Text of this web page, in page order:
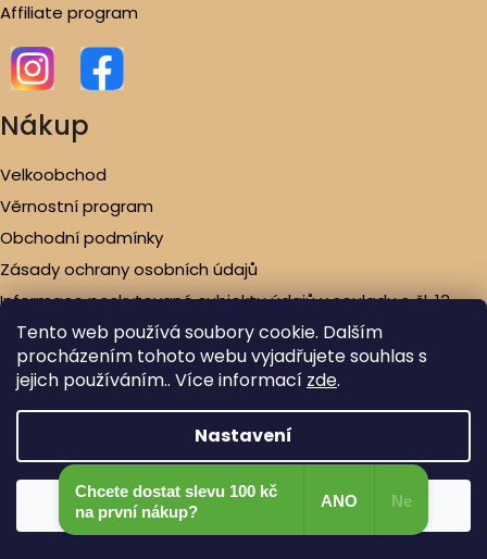
Tento web používá soubory cookie. Dalším
procházením tohoto webu vyjadřujete souhlas s
jejich používáním.. Více informací zde.
Nastavení
Souhlasím
Affiliate program
Nákup
Velkoobchod
Věrnostní program
Obchodní podmínky
Zásady ochrany osobních údajů
Informace poskytované subjektu údajů v souladu s čl. 13
GDPR (dále jen „Informace“)
Záruky a reklamace
Reklamační řád
Doprava a platba
Možnosti dopravy a platby
Chcete dostat slevu 100 kč
na první nákup?​
ANO Ne